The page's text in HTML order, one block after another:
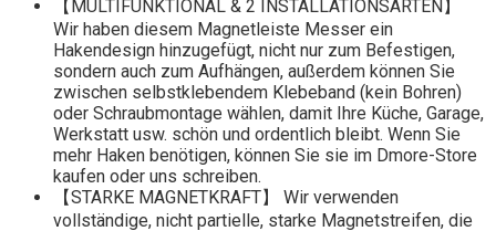
【MULTIFUNKTIONAL & 2 INSTALLATIONSARTEN】
Wir haben diesem Magnetleiste Messer ein
Hakendesign hinzugefügt, nicht nur zum Befestigen,
sondern auch zum Aufhängen, außerdem können Sie
zwischen selbstklebendem Klebeband (kein Bohren)
oder Schraubmontage wählen, damit Ihre Küche, Garage,
Werkstatt usw. schön und ordentlich bleibt. Wenn Sie
mehr Haken benötigen, können Sie sie im Dmore-Store
kaufen oder uns schreiben.
【STARKE MAGNETKRAFT】 Wir verwenden
vollständige, nicht partielle, starke Magnetstreifen, die